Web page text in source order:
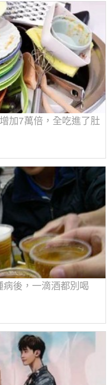
加7萬倍，全吃進了肚
後，一滴酒都別喝